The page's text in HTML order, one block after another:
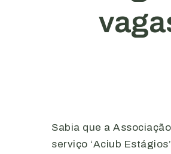
Sabia que a
serviço ‘Aciub